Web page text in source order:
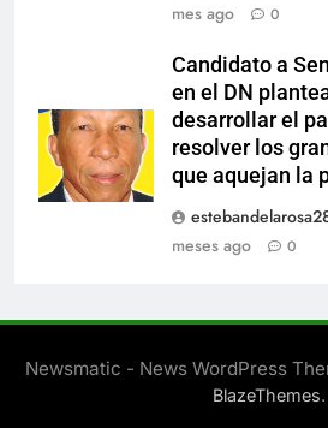
mes ago
0
Candidato a
en el DN
desarrollar el
resolver los
que aquejan la
meses ago
0
Newsmatic - News WordPress
BlazeThemes.